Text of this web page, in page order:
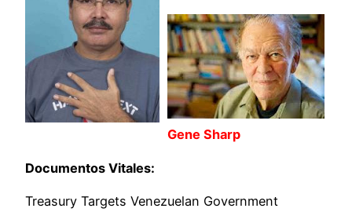
Gene Sharp
Documentos Vitales:
Treasury Targets Venezuelan Government